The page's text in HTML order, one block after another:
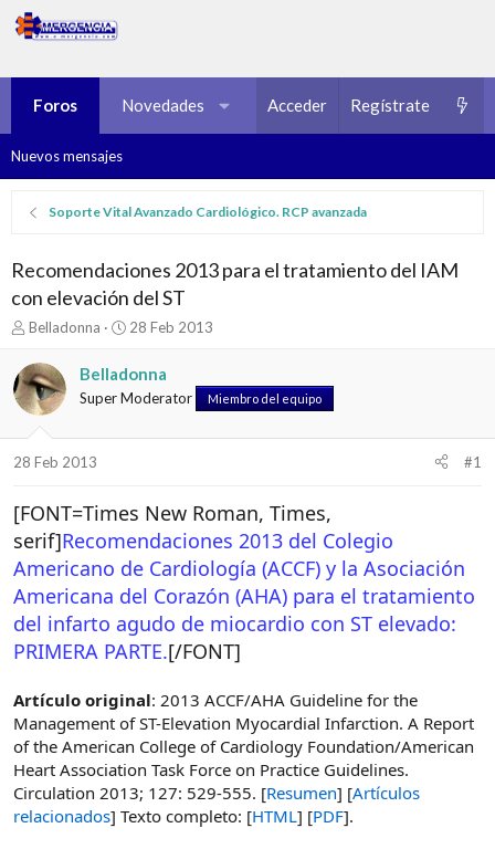
Foros Novedades Multimedia Recursos
Acceder Regístrate
Nuevos mensajes
Soporte Vital Avanzado Cardiológico. RCP avanzada
Recomendaciones 2013 para el tratamiento del IAM
con elevación del ST
I
i
c
i
o
d
e
l
t
m
a
Belladonna
F
h
a
c
i
o
28 Feb 2013
Belladonna
Super Moderator Miembro del equipo
28 Feb 2013 #1
[FONT=Times New Roman, Times,
serif]Recomendaciones 2013 del Colegio
Americano de Cardiología (ACCF) y la Asociación
Americana del Corazón (AHA) para el tratamiento
del infarto agudo de miocardio con ST elevado:
PRIMERA PARTE.[/FONT]
Artículo original: 2013 ACCF/AHA Guideline for the
Management of ST-Elevation Myocardial Infarction. A Report
of the American College of Cardiology Foundation/American
Heart Association Task Force on Practice Guidelines.
Circulation 2013; 127: 529-555. [Resumen] [Artículos
relacionados] Texto completo: [HTML] [PDF].